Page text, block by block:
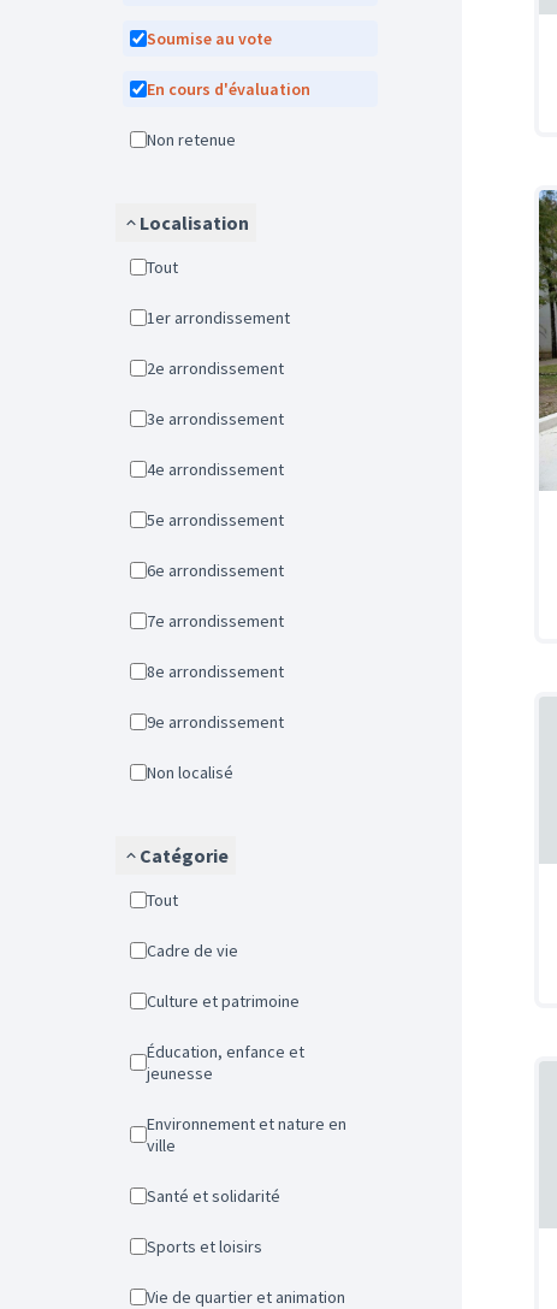
Soumise au vote
En cours d'évaluation
Non retenue
Localisation
Tout
1er arrondissement
2e arrondissement
3e arrondissement
4e arrondissement
5e arrondissement
6e arrondissement
7e arrondissement
8e arrondissement
9e arrondissement
Non localisé
Catégorie
Tout
Cadre de vie
Culture et patrimoine
Éducation, enfance et
jeunesse
Environnement et nature en
ville
Santé et solidarité
Sports et loisirs
Vie de quartier et animation